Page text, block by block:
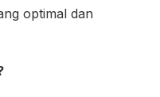
optimal dan